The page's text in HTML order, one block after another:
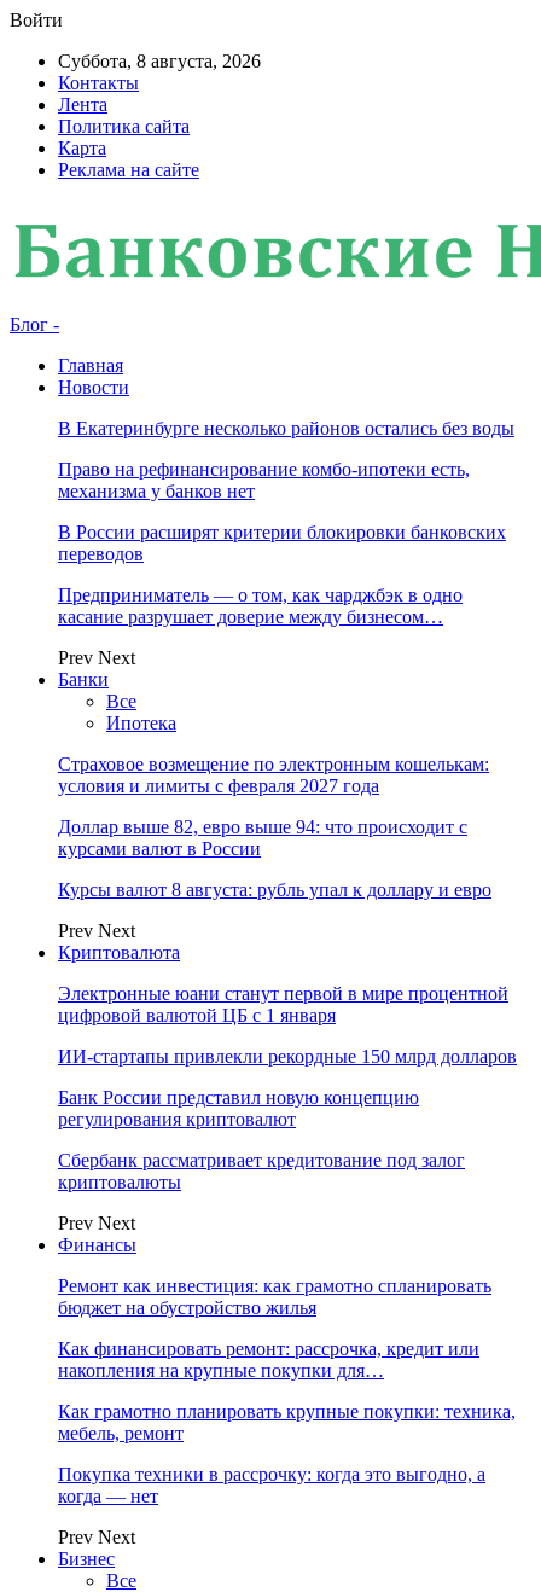
Войти
Суббота, 8 августа, 2026
Контакты
Лента
Политика сайта
Карта
Реклама на сайте
Блог -
Главная
Новости
В Екатеринбурге несколько районов остались без воды
Право на рефинансирование комбо-ипотеки есть,
механизма у банков нет
В России расширят критерии блокировки банковских
переводов
Предприниматель — о том, как чарджбэк в одно
касание разрушает доверие между бизнесом…
Prev Next
Банки
Все
Ипотека
Страховое возмещение по электронным кошелькам:
условия и лимиты с февраля 2027 года
Доллар выше 82, евро выше 94: что происходит с
курсами валют в России
Курсы валют 8 августа: рубль упал к доллару и евро
Prev Next
Криптовалюта
Электронные юани станут первой в мире процентной
цифровой валютой ЦБ с 1 января
ИИ-стартапы привлекли рекордные 150 млрд долларов
Банк России представил новую концепцию
регулирования криптовалют
Сбербанк рассматривает кредитование под залог
криптовалюты
Prev Next
Финансы
Ремонт как инвестиция: как грамотно спланировать
бюджет на обустройство жилья
Как финансировать ремонт: рассрочка, кредит или
накопления на крупные покупки для…
Как грамотно планировать крупные покупки: техника,
мебель, ремонт
Покупка техники в рассрочку: когда это выгодно, а
когда — нет
Prev Next
Бизнес
Все